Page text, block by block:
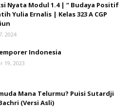
Nyata Modul 1.4 | “ Budaya Positif
Yulia Ernalis | Kelas 323 A CGP
2024
Indonesia
19, 2023
Mana Telurmu? Puisi Sutardji
(Versi Asli)